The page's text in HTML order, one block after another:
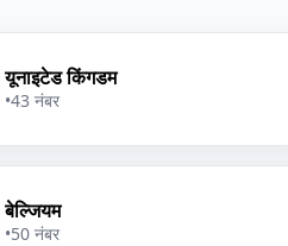
यूनाइटेड किंगडम
•43 नंबर
बेल्जियम
•50 नंबर